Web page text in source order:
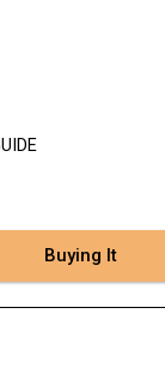
Buying It